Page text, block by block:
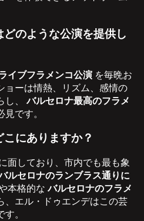
のような公演を提供し
イブフラメンコ公演 を毎晩お
ョーは情熱、リズム、感情の
し、バルセロナ最高のフラメ
です。
にありますか？
面しており、市内でも最も象
ルセロナのランブラス通りに
本格的なバルセロナのフラメ
、エル・ドゥエンデはこの芸
。